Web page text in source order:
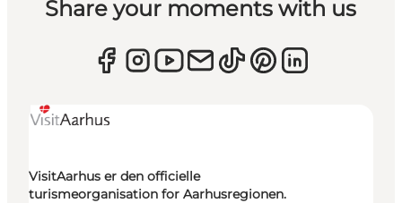
Share your moments with us
VisitAarhus er den officielle
turismeorganisation for Aarhusregionen.